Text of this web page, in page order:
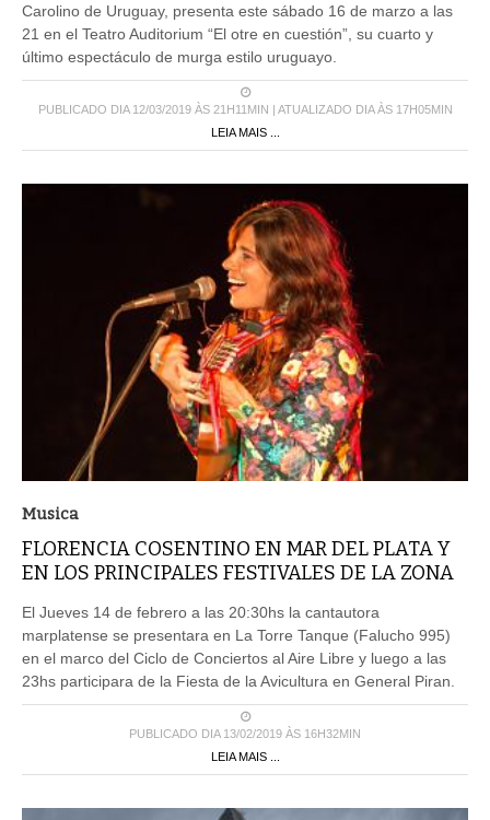
Carolino de Uruguay, presenta este sábado 16 de marzo a las
21 en el Teatro Auditorium “El otre en cuestión”, su cuarto y
último espectáculo de murga estilo uruguayo.
PUBLICADO DIA 12/03/2019 ÀS 21H11MIN | ATUALIZADO DIA ÀS 17H05MIN
LEIA MAIS ...
Musica
FLORENCIA COSENTINO EN MAR DEL PLATA Y
EN LOS PRINCIPALES FESTIVALES DE LA ZONA
El Jueves 14 de febrero a las 20:30hs la cantautora
marplatense se presentara en La Torre Tanque (Falucho 995)
en el marco del Ciclo de Conciertos al Aire Libre y luego a las
23hs participara de la Fiesta de la Avicultura en General Piran.
PUBLICADO DIA 13/02/2019 ÀS 16H32MIN
LEIA MAIS ...